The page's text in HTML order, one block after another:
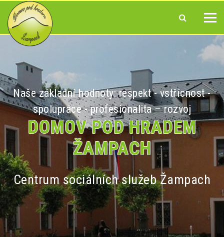
Naše základní hodnoty: respekt - vstřícnost -
spolupráce - profesionalita – rozvoj
DOMOV POD HRADEM
ŽAMPACH
Centrum sociálních služeb Žampach